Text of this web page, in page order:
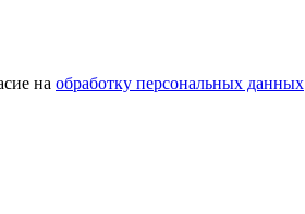
на обработку персональных данных